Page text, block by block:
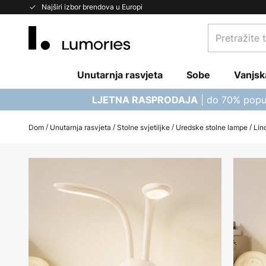
Najširi izbor brendova u Europi
Skip
Pretražite
trgovinu...
Unutarnja rasvjeta Sobe
LJETNA RASPRODAJA | do 70%
Dom Unutarnja rasvjeta Stolne svjetiljke Uredske stolne lampe
the
images